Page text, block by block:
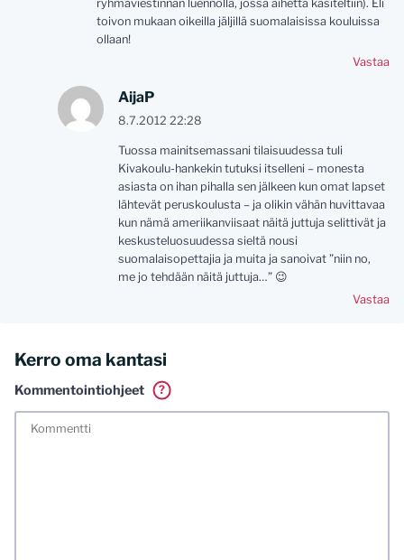
ryhmäviestinnän luennolla, jossa aihetta käsiteltiin). Eli
toivon mukaan oikeilla jäljillä suomalaisissa kouluissa
ollaan!
Vastaa
AijaP
8.7.2012 22:28
Tuossa mainitsemassani tilaisuudessa tuli
Kivakoulu-hankekin tutuksi itselleni – monesta
asiasta on ihan pihalla sen jälkeen kun omat lapset
lähtevät peruskoulusta – ja olikin vähän huvittavaa
kun nämä ameriikanviisaat näitä juttuja selittivät ja
keskusteluosuudessa sieltä nousi
suomalaisopettajia ja muita ja sanoivat ”niin no,
me jo tehdään näitä juttuja…” 😉
Vastaa
Kerro oma kantasi
Kommentointiohjeet
?
Tässä blogissa saa kommentoida omalla nimellä tai minun
meiliosoitteen. Minua ja mielipiteitäni saa ilman muuta